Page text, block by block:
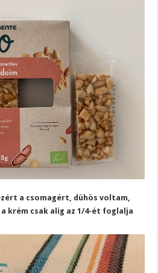
a csomagért, dühös voltam,
krém csak alig az 1/4-ét foglalja